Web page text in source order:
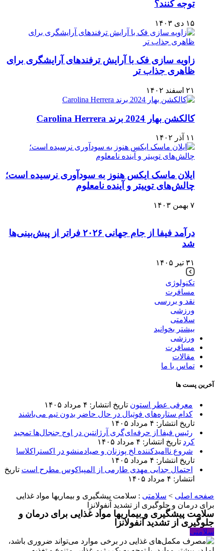
توجه کنند؟
۱۵ دی ۱۴۰۳
زاویه سازی فک با آرایش ترفندهای آرایشگری برای
ظاهری جذاب تر
۲۱ اسفند ۱۴۰۲
کالکشن بهار 2024 برند Carolina Herrera
۱۱ آذر ۱۴۰۲
ایلان ماسک ایکس هنوز به سودآوری نرسیده است؛
چالش‌های توییتر و آینده نامعلوم
۷ بهمن ۱۴۰۳
درآمد فیفا از جام جهانی ۲۰۲۶ فراتر از پیش‌بینی‌ها
شد
۳۱ تیر ۱۴۰۵
تکنولوژی
مسافرت
نقد و بررسی
ورزشی
سلامتی
بیشتر بخوانید
ورزشی
مسافرت
مقالات
تماس با ما
آخرین پست ها
معرفی عطر استون تاریخ انتشار: ۴ مرداد ۱۴۰۵
کدام ستاره‌های فوتبال در حال حاضر بدون تیم می‌باشند
تاریخ انتشار: ۴ مرداد ۱۴۰۵
رئیس فیفا از حرفه‌ای‌گری آرژانتین در اوج جنجال‌ها تمجید
کرد تاریخ انتشار: ۴ مرداد ۱۴۰۵
شروع ناامیدکننده لخ پوزنان و صیادمنشو در اکستراکلاسا
تاریخ انتشار: ۴ مرداد ۱۴۰۵
احتمال جدایی مهدی طارمی از المپیاکوس مطرح است تاریخ
انتشار: ۴ مرداد ۱۴۰۵
صفحه اصلی > سلامتی : سلامت پیشگیری و بیماریها مواد غذایی
برای درمان و جلوگیری از تشدید آنفولانزا
سلامت پیشگیری و بیماریها مواد غذایی برای درمان و
جلوگیری از تشدید آنفولانزا
سلامتی